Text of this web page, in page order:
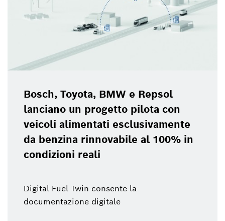
Bosch, Toyota, BMW e Repsol
lanciano un progetto pilota con
veicoli alimentati esclusivamente
da benzina rinnovabile al 100% in
condizioni reali
Digital Fuel Twin consente la
documentazione digitale